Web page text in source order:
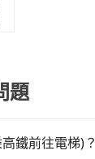
題
鐵前往電梯)？